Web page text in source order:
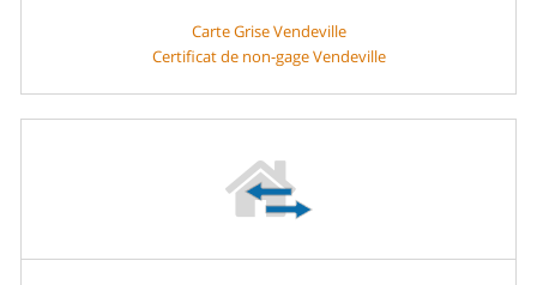
Carte Grise Vendeville
Certificat de non-gage Vendeville